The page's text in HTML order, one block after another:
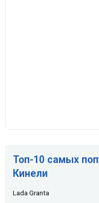
Топ-10 самых
Кинели
Lada Granta